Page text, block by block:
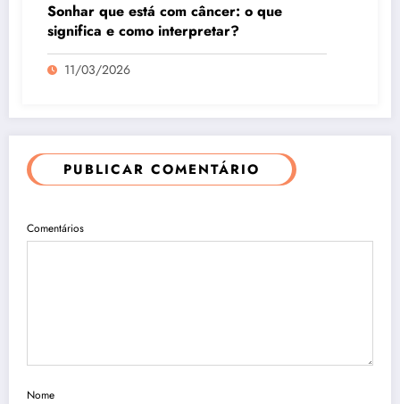
Sonhar que está com câncer: o que
significa e como interpretar?
11/03/2026
PUBLICAR COMENTÁRIO
Comentários
Nome